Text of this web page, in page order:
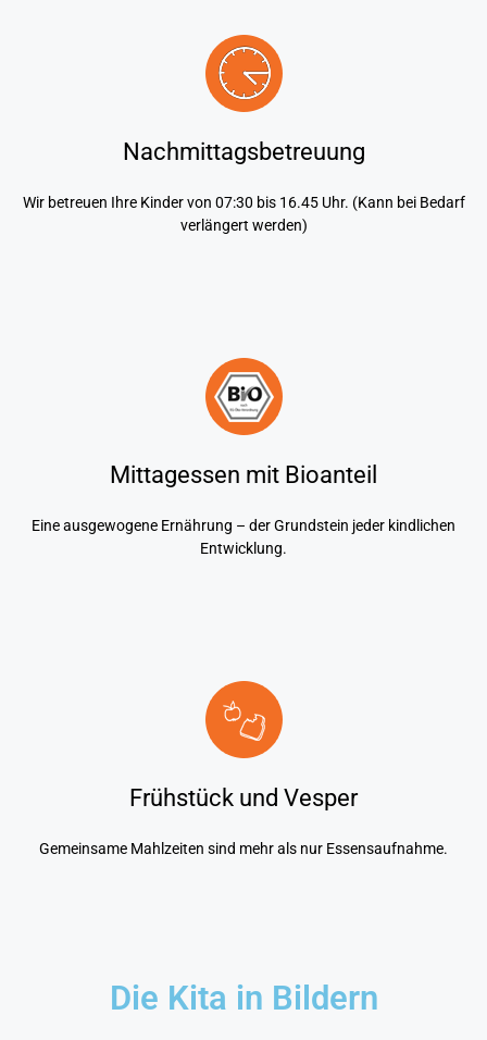
Nachmittagsbetreuung
Wir betreuen Ihre Kinder von 07:30 bis 16.45 Uhr. (Kann bei Bedarf
verlängert werden)
Mittagessen mit Bioanteil
Eine ausgewogene Ernährung – der Grundstein jeder kindlichen
Entwicklung.
Frühstück und Vesper
Gemeinsame Mahlzeiten sind mehr als nur Essensaufnahme.
Die Kita in Bildern